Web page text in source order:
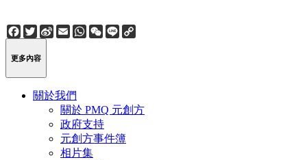
Facebook
Twitter
Sina
Weibo
EmailWhatsApp
WeChat
Line
更多內容
關於我們
關於 PMQ 元創方
政府支持
元創方事件簿
相片集